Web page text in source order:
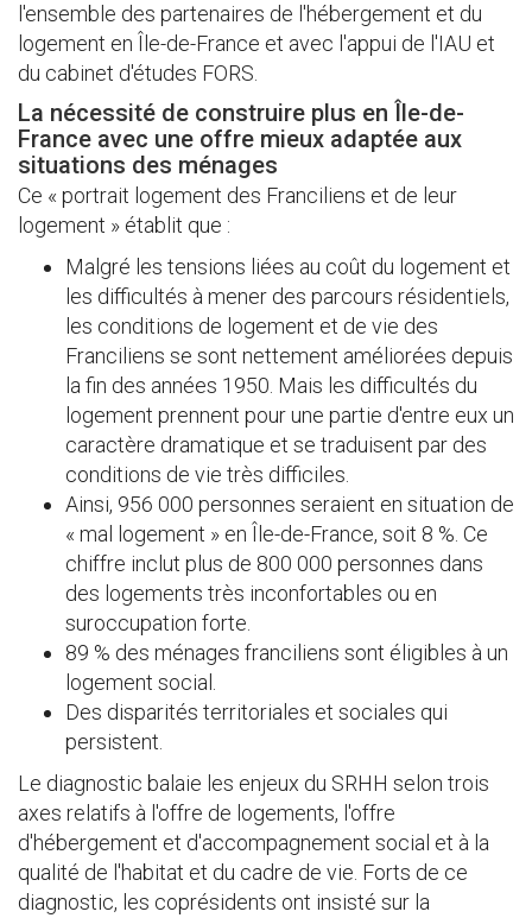
l'ensemble des partenaires de l'hébergement et du
logement en Île-de-France et avec l'appui de l'IAU et
du cabinet d'études FORS.
La nécessité de construire plus en Île-de-
France avec une offre mieux adaptée aux
situations des ménages
Ce « portrait logement des Franciliens et de leur
logement » établit que :
Malgré les tensions liées au coût du logement et
les difficultés à mener des parcours résidentiels,
les conditions de logement et de vie des
Franciliens se sont nettement améliorées depuis
la fin des années 1950. Mais les difficultés du
logement prennent pour une partie d'entre eux un
caractère dramatique et se traduisent par des
conditions de vie très difficiles.
Ainsi, 956 000 personnes seraient en situation de
« mal logement » en Île-de-France, soit 8 %. Ce
chiffre inclut plus de 800 000 personnes dans
des logements très inconfortables ou en
suroccupation forte.
89 % des ménages franciliens sont éligibles à un
logement social.
Des disparités territoriales et sociales qui
persistent.
Le diagnostic balaie les enjeux du SRHH selon trois
axes relatifs à l'offre de logements, l'offre
d'hébergement et d'accompagnement social et à la
qualité de l'habitat et du cadre de vie. Forts de ce
diagnostic, les coprésidents ont insisté sur la